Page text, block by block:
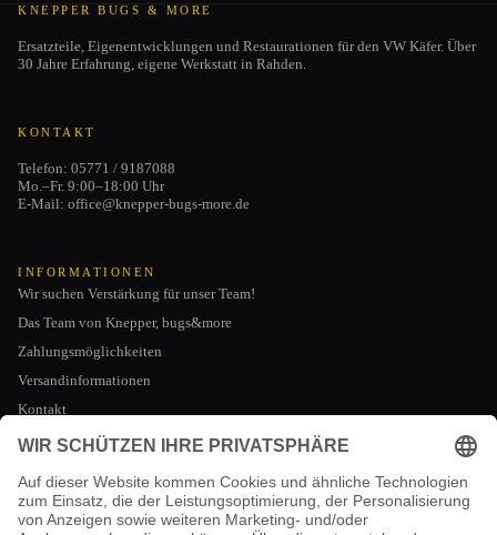
KNEPPER BUGS & MORE
Ersatzteile, Eigenentwicklungen und Restaurationen für den VW Käfer. Über
30 Jahre Erfahrung, eigene Werkstatt in Rahden.
KONTAKT
Telefon: 05771 / 9187088
Mo.–Fr. 9:00–18:00 Uhr
E-Mail: office@knepper-bugs-more.de
INFORMATIONEN
Wir suchen Verstärkung für unser Team!
Das Team von Knepper, bugs&more
Zahlungsmöglichkeiten
Versandinformationen
Kontakt
RECHTLICHES
Impressum
AGB
AGB
Impressum
Kontaktinformationen